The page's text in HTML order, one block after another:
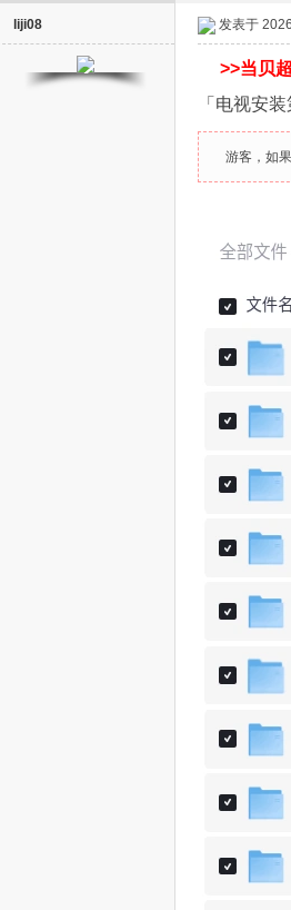
liji08 发表于
>>当贝
「电视安
游客，如